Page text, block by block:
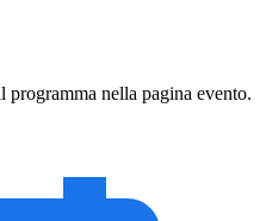
nella pagina evento.